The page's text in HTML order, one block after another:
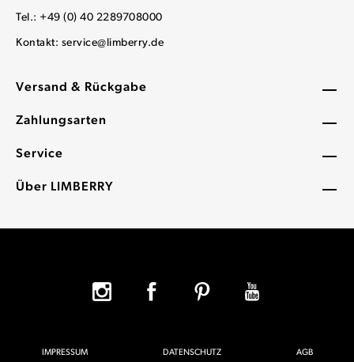
Versand & Rückgabe
Zahlungsarten
Service
Über LIMBERRY
Tel.: +49 (0) 40 2289708000
Kontakt: service@limberry.de
IMPRESSUM DATENSCHUTZ AGB